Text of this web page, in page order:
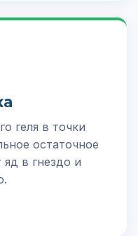
геля в точки
остаточное
в гнездо и